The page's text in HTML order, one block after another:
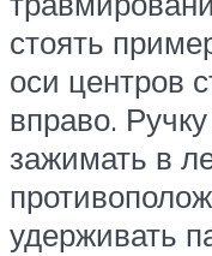
стоять
оси центров
вправо.
зажимать в
удерживать